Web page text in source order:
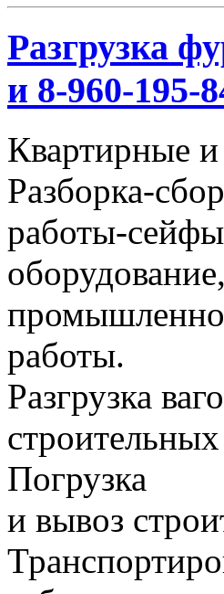
Разгрузка
и 8-960-195-
Квартирные
Разборка-
работы-
оборудование,
работы.
Разгрузка
Погрузка
и вывоз